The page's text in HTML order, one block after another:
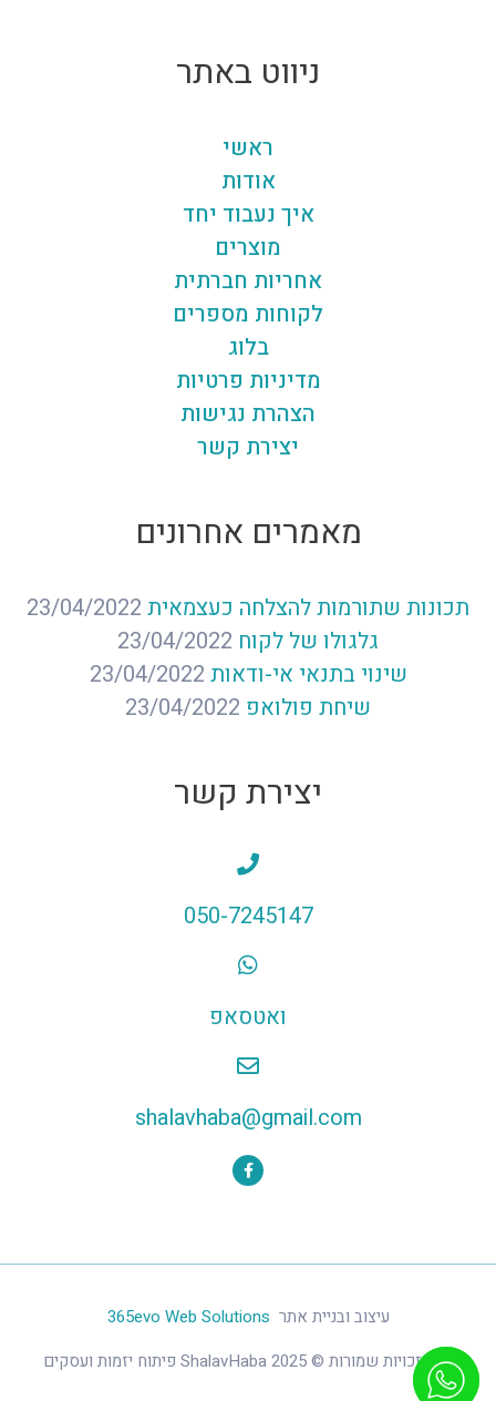
ניווט באתר
ראשי
אודות
איך נעבוד יחד
מוצרים
אחריות חברתית
לקוחות מספרים
בלוג
מדיניות פרטיות
הצהרת נגישות
יצירת קשר
מאמרים אחרונים
תכונות שתורמות להצלחה כעצמאית 23/04/2022
גלגולו של לקוח 23/04/2022
שינוי בתנאי אי-ודאות 23/04/2022
שיחת פולואפ 23/04/2022
יצירת קשר
050-7245147
ואטסאפ
shalavhaba@gmail.com
עיצוב ובניית אתר 365evo Web Solutions
כל הזכויות שמורות © 2025 ShalavHaba פיתוח יזמות ועסקים